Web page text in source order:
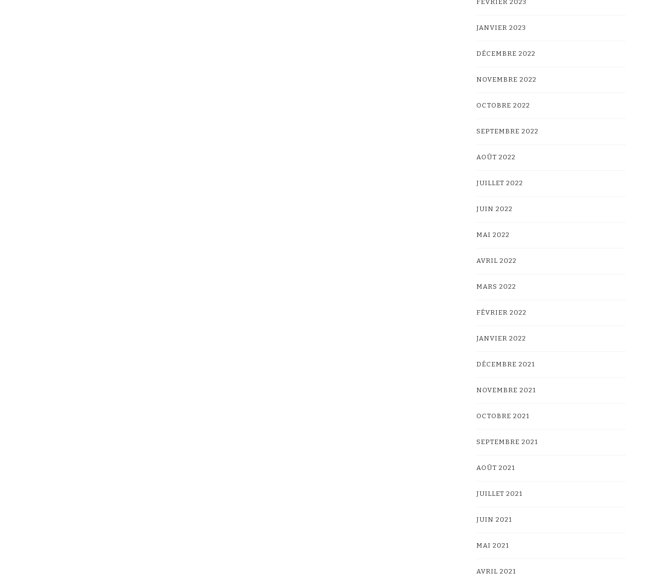
FÉVRIER 2023
JANVIER 2023
DÉCEMBRE 2022
NOVEMBRE 2022
OCTOBRE 2022
SEPTEMBRE 2022
AOÛT 2022
JUILLET 2022
JUIN 2022
MAI 2022
AVRIL 2022
MARS 2022
FÉVRIER 2022
JANVIER 2022
DÉCEMBRE 2021
NOVEMBRE 2021
OCTOBRE 2021
SEPTEMBRE 2021
AOÛT 2021
JUILLET 2021
JUIN 2021
MAI 2021
AVRIL 2021